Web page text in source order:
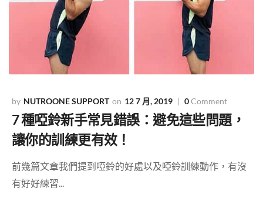
NUTROONE SUPPORT 12 7 月, 2019 0Comment
7 種啞鈴新手常見錯誤：避免這些問題，
讓你的訓練更有效！
前幾篇文章我們提到啞鈴的好處以及啞鈴訓練動作，有沒
有好好練習...